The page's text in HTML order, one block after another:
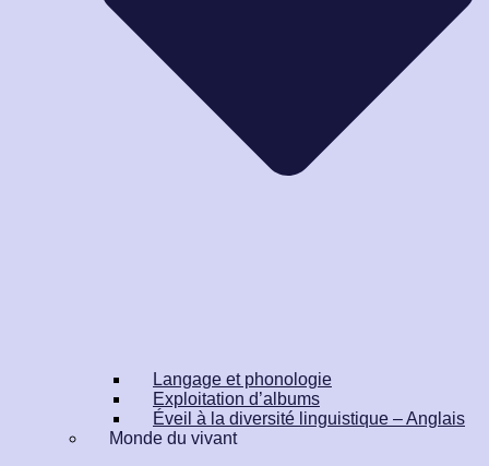
Langage et phonologie
Exploitation d’albums
Éveil à la diversité linguistique – Anglais
Monde du vivant